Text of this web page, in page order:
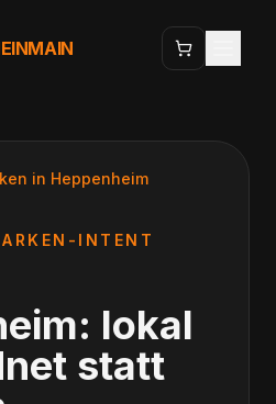
in Heppenheim
INTENT
: lokal
statt